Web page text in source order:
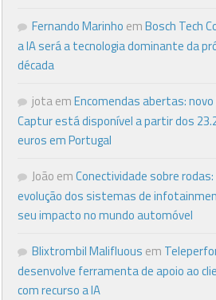
Fernando Marinho emBosch Tech
a IA será a tecnologia dominante da
década
jotaemEncomendas abertas:
Captur está disponível a partir dos
euros em Portugal
João emConectividade sobre
evolução dos sistemas de
seu impacto no mundo automóvel
Blixtrombil Malifluous em
desenvolve ferramenta de apoio ao
com recurso a IA